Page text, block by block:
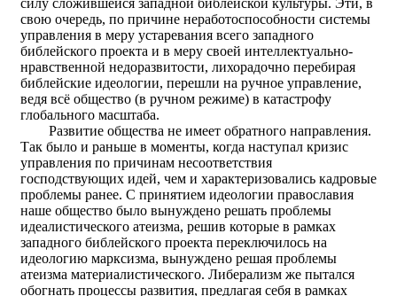
силу сложившейся западной библейской культуры. Эти, в
свою очередь, по причине неработоспособности системы
управления в меру устаревания всего западного
библейского проекта и в меру своей интеллектуально-
нравственной недоразвитости, лихорадочно перебирая
библейские идеологии, перешли на ручное управление,
ведя всё общество (в ручном режиме) в катастрофу
глобального масштаба.
Развитие общества не имеет обратного направления.
Так было и раньше в моменты, когда наступал кризис
управления по причинам несоответствия
господствующих идей, чем и характеризовались кадровые
проблемы ранее. С принятием идеологии православия
наше общество было вынуждено решать проблемы
идеалистического атеизма, решив которые в рамках
западного библейского проекта переключилось на
идеологию марксизма, вынуждено решая проблемы
атеизма материалистического. Либерализм же пытался
обогнать процессы развития, предлагая себя в рамках